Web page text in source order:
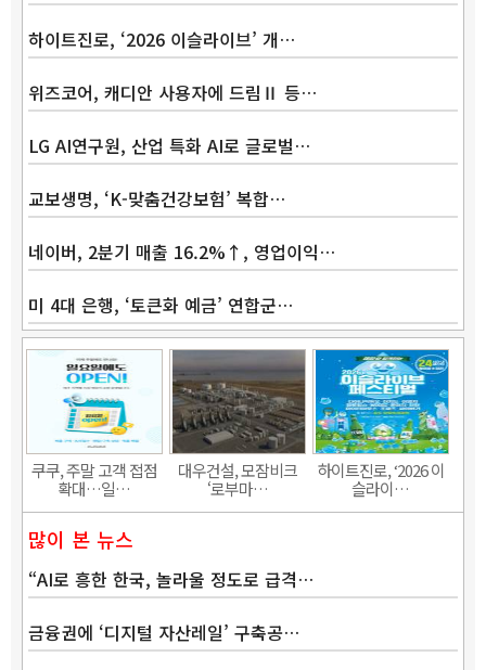
하이트진로, ‘2026 이슬라이브’ 개…
위즈코어, 캐디안 사용자에 드림Ⅱ 등…
LG AI연구원, 산업 특화 AI로 글로벌…
교보생명, ‘K-맞춤건강보험’ 복합…
네이버, 2분기 매출 16.2%↑, 영업이익…
미 4대 은행, ‘토큰화 예금’ 연합군…
쿠쿠, 주말 고객 접점
확대…일…
대우건설, 모잠비크
‘로부마…
하이트진로, ‘2026 이
슬라이…
많이 본 뉴스
“AI로 흥한 한국, 놀라울 정도로 급격…
금융권에 ‘디지털 자산레일’ 구축공…